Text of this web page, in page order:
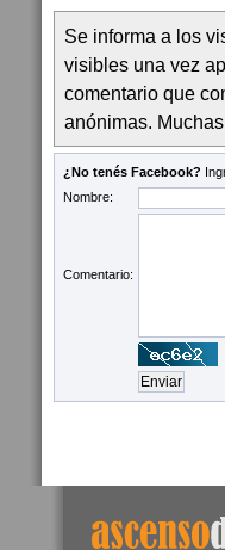
Se informa a los
visibles una vez
comentario que
anónimas.
¿No tenés Facebook?
Nombre:
Comentario: